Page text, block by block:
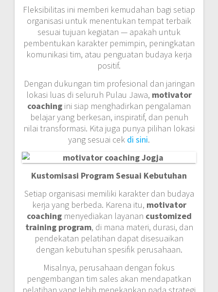
Fleksibilitas ini memberi kemudahan bagi setiap
organisasi untuk menentukan tempat terbaik
sesuai tujuan kegiatan — apakah untuk
pembentukan karakter pemimpin, peningkatan
komunikasi tim, atau penguatan budaya kerja
positif.
Dengan dukungan tim profesional dan jaringan
lokasi luas di seluruh Pulau Jawa, motivator
coaching ini siap menghadirkan pengalaman
belajar yang berkesan, inspiratif, dan penuh
nilai transformasi. Kita juga punya pilihan lokasi
yang sesuai cek di sini.
Kustomisasi Program Sesuai Kebutuhan
Setiap organisasi memiliki karakter dan budaya
kerja yang berbeda. Karena itu, motivator
coachingmenyediakan layanan customized
training program, di mana materi, durasi, dan
pendekatan pelatihan dapat disesuaikan
dengan kebutuhan spesifik perusahaan.
Misalnya, perusahaan dengan fokus
pengembangan tim sales akan mendapatkan